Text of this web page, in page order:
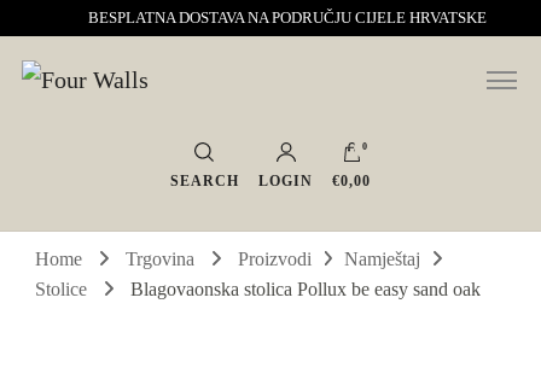
BESPLATNA DOSTAVA NA PODRUČJU CIJELE HRVATSKE
Four Walls
Sve za interijer po Vašoj mjeri. Salon namještaja, dekoracije i rasvjete.
Interijeri s karakterom
SEARCH LOGIN
0
€0,00
Home Trgovina Proizvodi
Namještaj
Stolice
Blagovaonska stolica Pollux be easy sand oak